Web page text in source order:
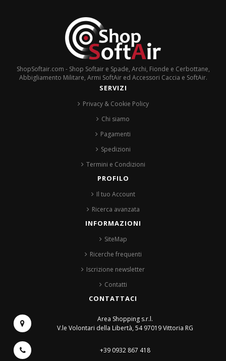
ShopSoftair.com - Shop Softair e Spade, Archi, Fionde e Cerbottane,
Abbigliamento Militare, Armi SoftAir ed Accessori Caccia e SoftAir.
SERVIZI
Privacy & Cookie Policy
Chi siamo
Pagamenti
Spedizioni
Termini e Condizioni
PROFILO
Il tuo Account
Ricerca avanzata
INFORMAZIONI
SiteMap
Ricerche frequenti
Iscrizione newsletter
Contatti
CONTATTACI
Area Shopping s.r.l.
V.le Volontari della Libertà, 5497019 Vittoria RG
+39 0932 867 418